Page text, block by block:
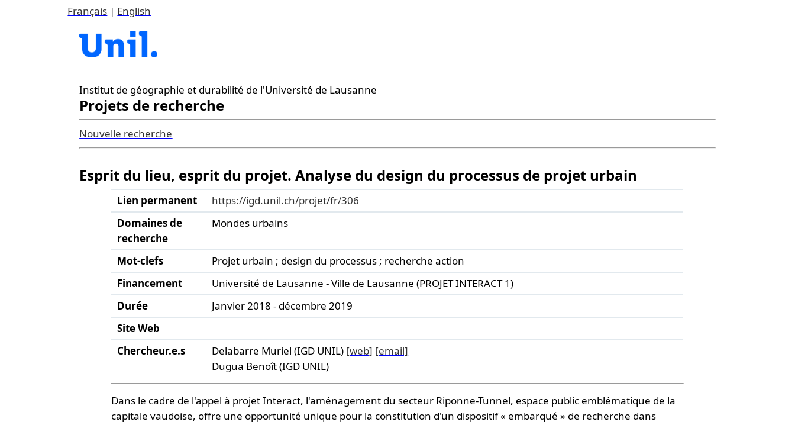
Français | English
Institut de géographie et durabilité de l'Université de Lausanne
Projets de recherche
Nouvelle recherche
Esprit du lieu, esprit du projet. Analyse du design du processus de projet urbain
Lien permanent
https://igd.unil.ch/projet/fr/306
Domaines de
recherche
Mondes urbains
Mot-clefs
Projet urbain ; design du processus ; recherche action
Financement
Université de Lausanne - Ville de Lausanne (PROJET INTERACT 1)
Durée
Janvier 2018 - décembre 2019
Site Web
Chercheur.e.s
Delabarre Muriel (IGD UNIL) [web] [email]
Dugua Benoît (IGD UNIL)
Dans le cadre de l'appel à projet Interact, l'aménagement du secteur Riponne-Tunnel, espace public emblématique de la
capitale vaudoise, offre une opportunité unique pour la constitution d'un dispositif « embarqué » de recherche dans